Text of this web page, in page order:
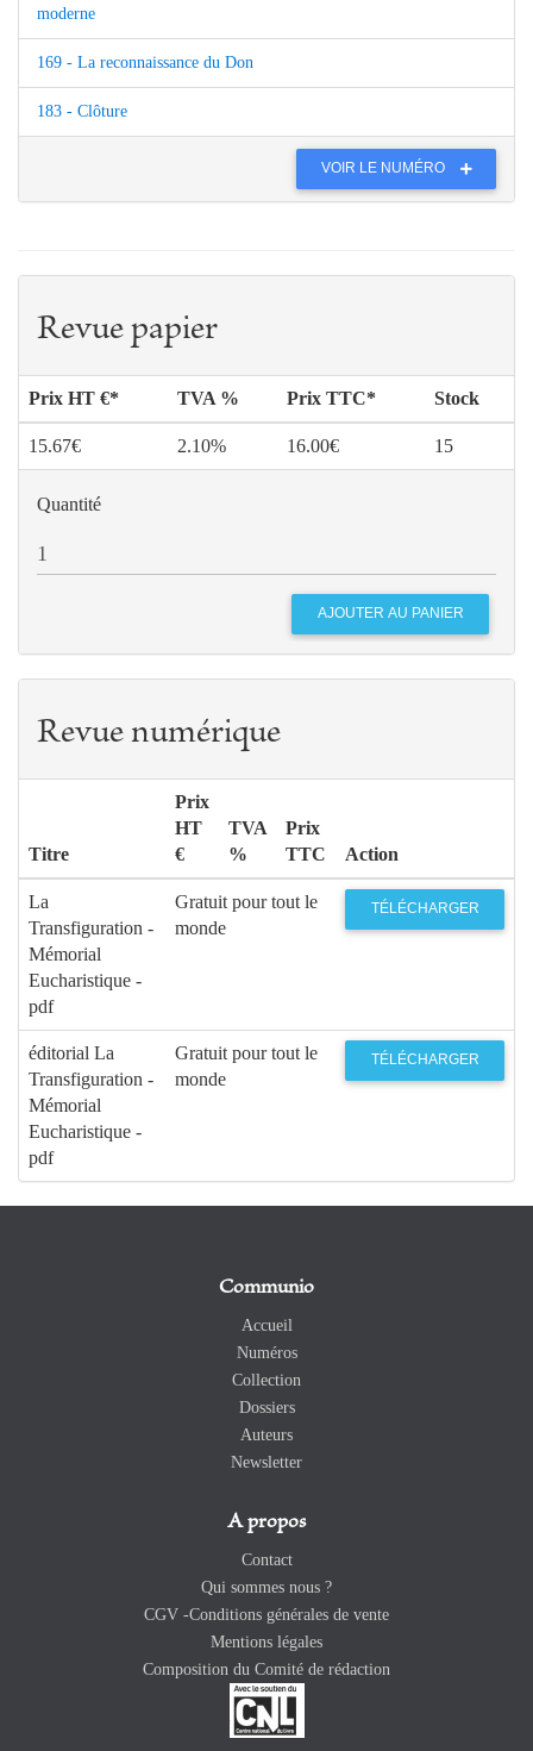
moderne
169 - La reconnaissance du Don
183 - Clôture
VOIR LE NUMÉRO
Revue papier
Prix HT €* TVA % Prix TTC* Stock
15.67€ 2.10% 16.00€ 15
Quantité
Revue numérique
Titre
Prix
HT
€
TVA
%
Prix
TTC
Action
La
Transfiguration -
Mémorial
Eucharistique -
pdf
Gratuit pour tout le
monde
TÉLÉCHARGER
éditorial La
Transfiguration -
Mémorial
Eucharistique -
pdf
Gratuit pour tout le
monde
TÉLÉCHARGER
Communio
Accueil
Numéros
Collection
Dossiers
Auteurs
Newsletter
A propos
Contact
Qui sommes nous ?
CGV -Conditions générales de vente
Mentions légales
Composition du Comité de rédaction